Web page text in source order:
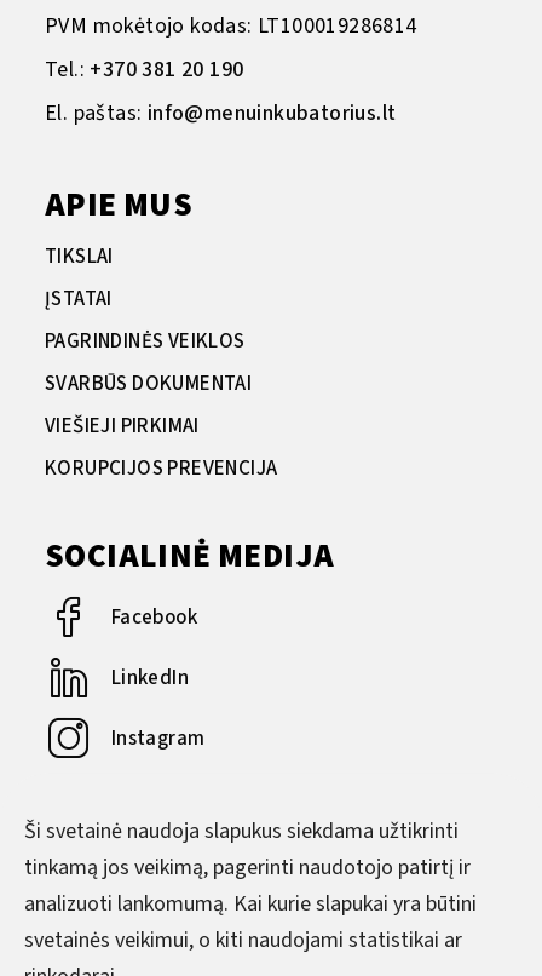
Ši svetainė naudoja slapukus siekdama užtikrinti
tinkamą jos veikimą, pagerinti naudotojo patirtį ir
analizuoti lankomumą. Kai kurie slapukai yra būtini
svetainės veikimui, o kiti naudojami statistikai ar
PVM mokėtojo kodas: LT100019286814
Tel.: +370 381 20 190
El. paštas: info@menuinkubatorius.lt
APIE MUS
TIKSLAI
ĮSTATAI
PAGRINDINĖS VEIKLOS
SVARBŪS DOKUMENTAI
VIEŠIEJI PIRKIMAI
KORUPCIJOS PREVENCIJA
SOCIALINĖ MEDIJA
Facebook
LinkedIn
Instagram
DARBO LAIKAS
Pirmadienis–Ketvirtadienis